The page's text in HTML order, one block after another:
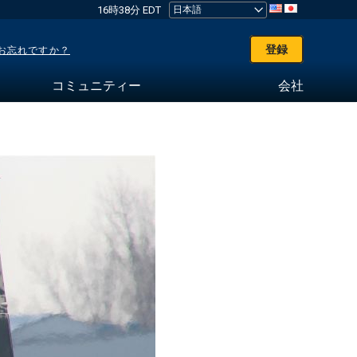
16時38分 EDT
忘れですか？ 登録
コミュニティー 会社